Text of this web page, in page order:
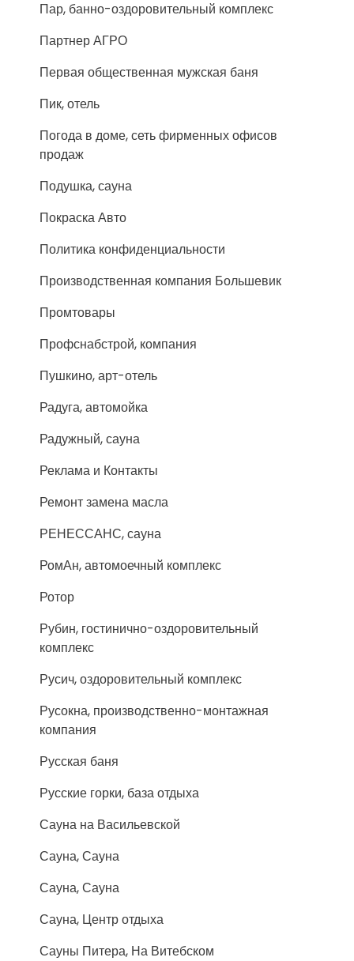
Пар, банно-оздоровительный комплекс
Партнер АГРО
Первая общественная мужская баня
Пик, отель
Погода в доме, сеть фирменных офисов
продаж
Подушка, сауна
Покраска Авто
Политика конфиденциальности
Производственная компания Большевик
Промтовары
Профснабстрой, компания
Пушкино, арт-отель
Радуга, автомойка
Радужный, сауна
Реклама и Контакты
Ремонт замена масла
РЕНЕССАНС, сауна
РомАн, автомоечный комплекс
Ротор
Рубин, гостинично-оздоровительный
комплекс
Русич, оздоровительный комплекс
Русокна, производственно-монтажная
компания
Русская баня
Русские горки, база отдыха
Сауна на Васильевской
Сауна, Сауна
Сауна, Сауна
Сауна, Центр отдыха
Сауны Питера, На Витебском